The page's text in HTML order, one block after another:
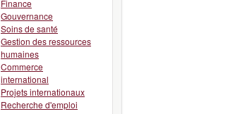
Finance
Gouvernance
Soins de santé
Gestion des ressources
humaines
Commerce
international
Projets internationaux
Recherche d'emploi